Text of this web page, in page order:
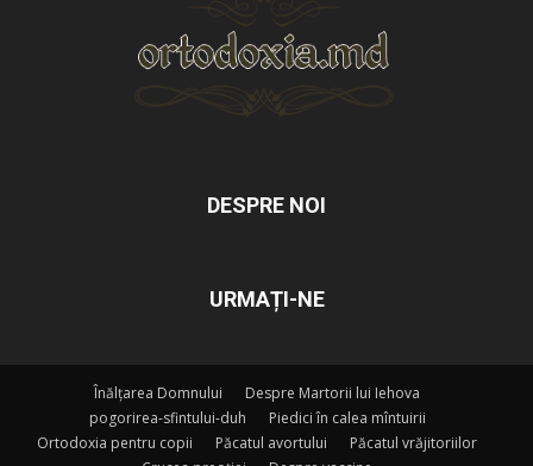
DESPRE NOI
URMAȚI-NE
Înălțarea Domnului
Despre Martorii lui Iehova
pogorirea-sfintului-duh
Piedici în calea mîntuirii
Ortodoxia pentru copii
Păcatul avortului
Păcatul vrăjitoriilor